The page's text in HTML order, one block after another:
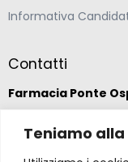
Teniamo
Informativa
Contatti
Farmacia Ponte
Via della
47020